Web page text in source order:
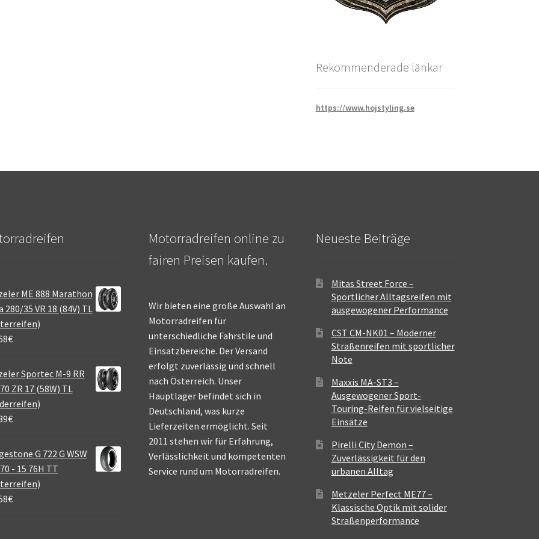
Rekommenderade länkar
https://www.hojstyling.se
ME 888 Marathon
280/35 VR 18 (84V) TL
€
Sportec M-9 RR
ZR 17 (58W) TL
€
G 722 G WSW
- 15 76H TT
€
Motorradreifen online zu
fairen Preisen kaufen.
Wir bieten eine große Auswahl an
Motorradreifen für
unterschiedliche Fahrstile und
Einsatzbereiche. Der Versand
erfolgt zuverlässig und schnell
nach Österreich. Unser
Hauptlager befindet sich in
Deutschland, was kurze
Lieferzeiten ermöglicht. Seit
2011 stehen wir für Erfahrung,
Verlässlichkeit und kompetenten
Service rund um Motorradreifen.
Neueste Beiträge
Mitas Street Force –
Sportlicher Alltagsreifen mit
ausgewogener Performance
CST CM-NK01 – Moderner
Straßenreifen mit sportlicher
Note
Maxxis MA-ST3 –
Ausgewogener Sport-
Touring-Reifen für vielseitige
Einsätze
Pirelli City Demon –
Zuverlässigkeit für den
urbanen Alltag
Metzeler Perfect ME77 –
Klassische Optik mit solider
Straßenperformance